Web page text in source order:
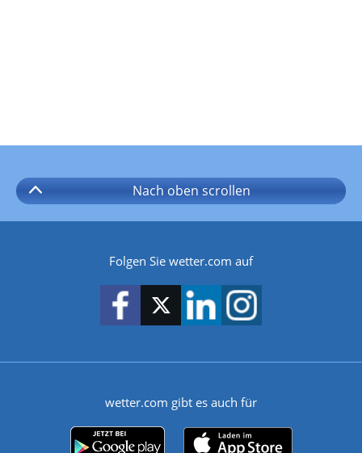
Nach oben scrollen
Folgen Sie wetter.com auf
wetter.com gibt es auch für